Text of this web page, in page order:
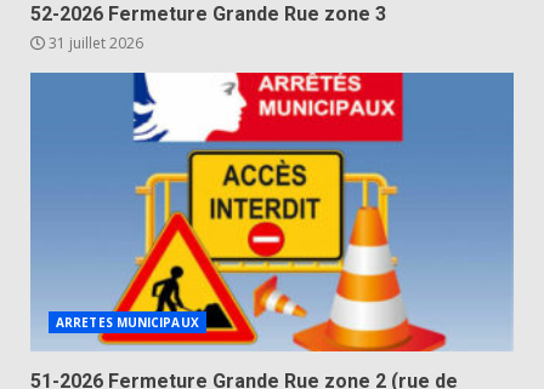
52-2026 Fermeture Grande Rue zone 3
31 juillet 2026
ARRETES MUNICIPAUX
51-2026 Fermeture Grande Rue zone 2 (rue de